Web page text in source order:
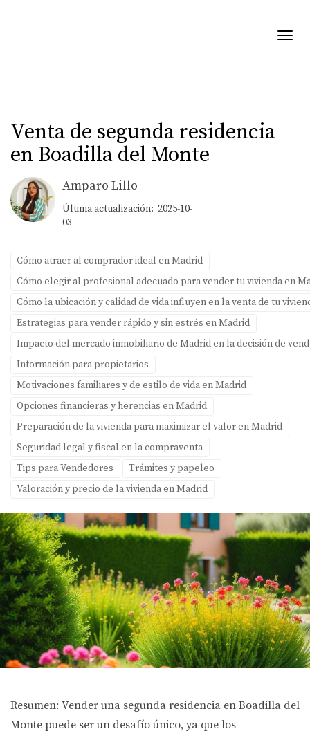
Venta de segunda residencia
en Boadilla del Monte
Amparo Lillo
Última actualización: 2025-10-
03
Cómo atraer al comprador ideal en Madrid
Cómo elegir al profesional adecuado para vender tu vivienda en
Cómo la ubicación y calidad de vida influyen en la venta de tu
Estrategias para vender rápido y sin estrés en Madrid
Impacto del mercado inmobiliario de Madrid en la decisión de
Información para propietarios
Motivaciones familiares y de estilo de vida en Madrid
Opciones financieras y herencias en Madrid
Preparación de la vivienda para maximizar el valor en Madrid
Seguridad legal y fiscal en la compraventa
Tips para Vendedores
Trámites y papeleo
Valoración y precio de la vivienda en Madrid
Resumen: Vender una segunda residencia en Boadilla del
Monte puede ser un desafío único, ya que los